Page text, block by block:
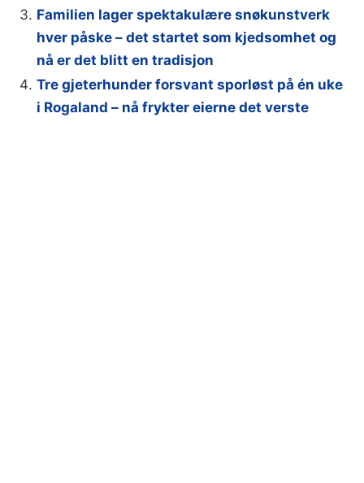
Familien lager spektakulære snøkunstverk
hver påske – det startet som kjedsomhet og
nå er det blitt en tradisjon
Tre gjeterhunder forsvant sporløst på én uke
i Rogaland – nå frykter eierne det verste